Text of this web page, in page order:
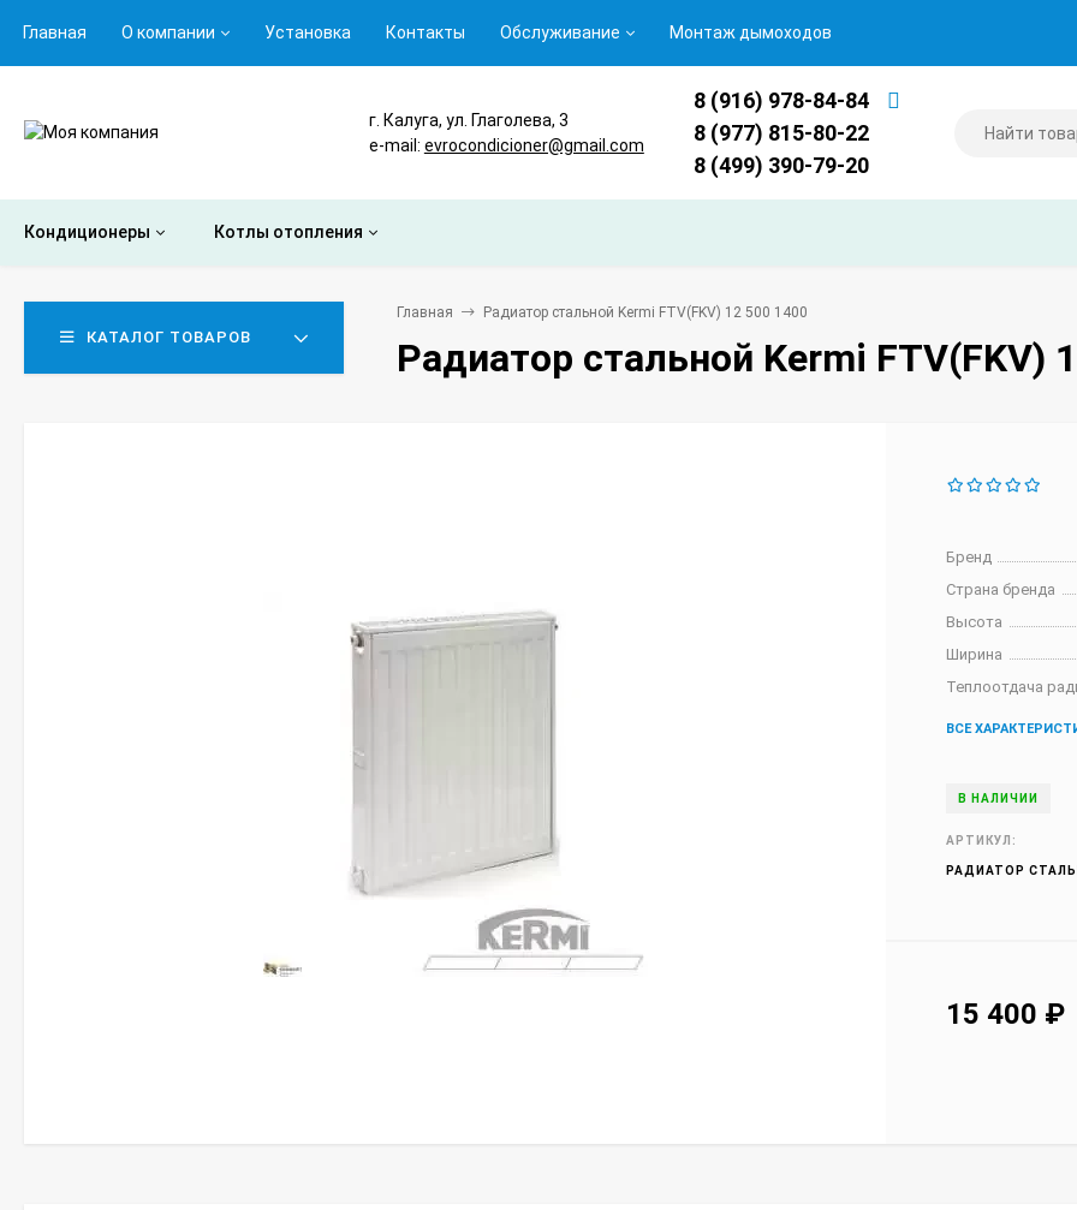
Главная О компании Установка Контакты Обслуживание Монтаж дымоходов
г. Калуга, ул. Глаголева, 3
e-mail: evrocondicioner@gmail.com
8 (916) 978-84-84
8 (977) 815-80-22
8 (499) 390-79-20
Кондиционеры Котлы отопления
КАТАЛОГ ТОВАРОВ
Главная Радиатор стальной Kermi FTV(FKV) 12 500 1400
Радиатор стальной Kermi FTV(FKV)
Бренд
Страна бренда
Высота
Ширина
Теплоотдача
ВСЕ
В НАЛИЧИИ
АРТИКУЛ:
РАДИАТОР
15 400 ₽